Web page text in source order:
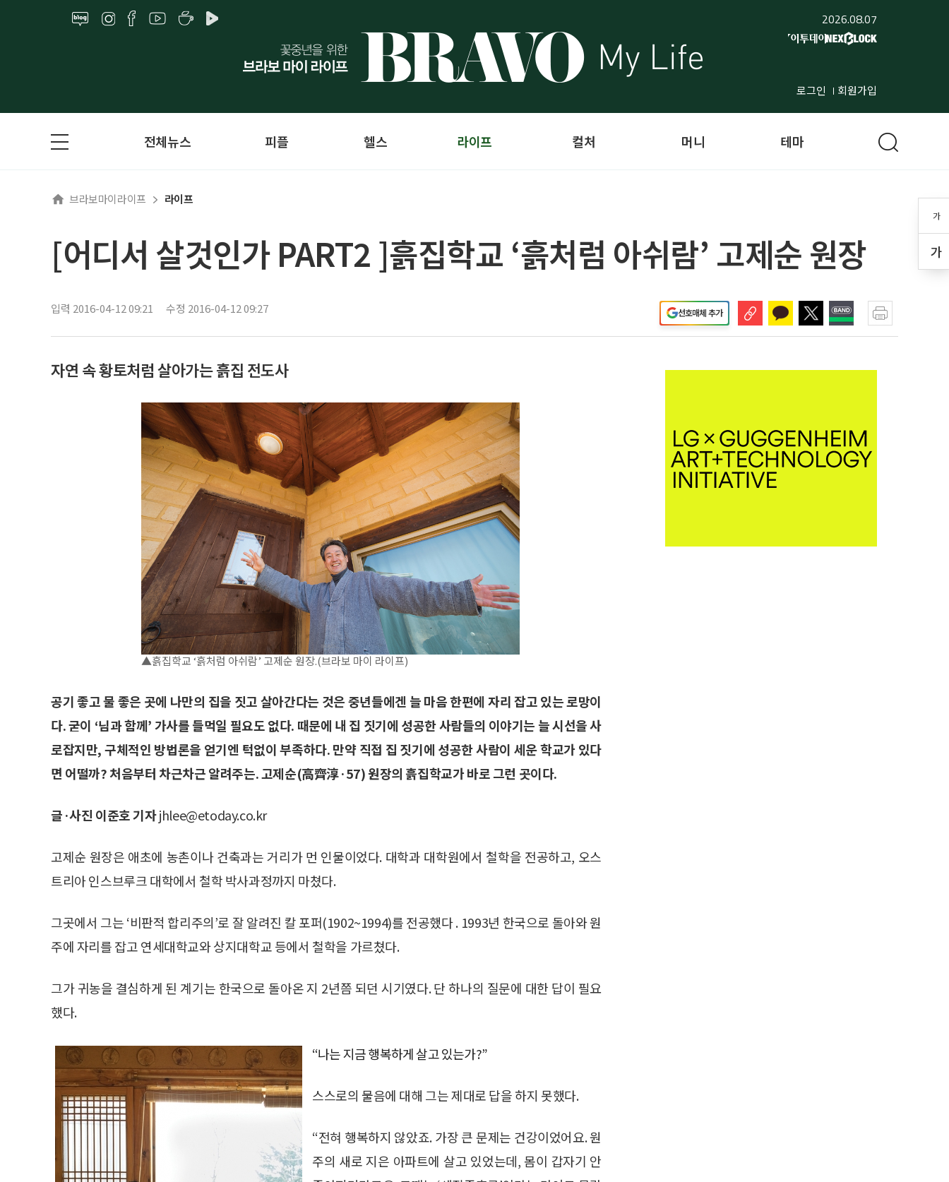
2026.08.07
로그인 회원가입
가
가
전체뉴스 피플 헬스 라이프 컬처 머니 테마
브라보마이라이프 라이프
[어디서 살것인가 PART2 ]흙집학교 ‘흙처럼 아쉬람’ 고제순 원장
입력 2016-04-12 09:21 수정 2016-04-12 09:27 선호매체 추가
자연 속 황토처럼 살아가는 흙집 전도사
▲흙집학교 ‘흙처럼 아쉬람’ 고제순 원장.(브라보 마이 라이프)
공기 좋고 물 좋은 곳에 나만의 집을 짓고 살아간다는 것은 중년들에겐 늘 마음 한편에 자리 잡고 있는 로망이
다. 굳이 ‘님과 함께’ 가사를 들먹일 필요도 없다. 때문에 내 집 짓기에 성공한 사람들의 이야기는 늘 시선을 사
로잡지만, 구체적인 방법론을 얻기엔 턱없이 부족하다. 만약 직접 집 짓기에 성공한 사람이 세운 학교가 있다
면 어떨까? 처음부터 차근차근 알려주는. 고제순(高齊淳·57) 원장의 흙집학교가 바로 그런 곳이다.
글·사진 이준호 기자jhlee@etoday.co.kr
고제순 원장은 애초에 농촌이나 건축과는 거리가 먼 인물이었다. 대학과 대학원에서 철학을 전공하고, 오스
트리아 인스브루크 대학에서 철학 박사과정까지 마쳤다.
그곳에서 그는 ‘비판적 합리주의’로 잘 알려진 칼 포퍼(1902~1994)를 전공했다 . 1993년 한국으로 돌아와 원
주에 자리를 잡고 연세대학교와 상지대학교 등에서 철학을 가르쳤다.
그가 귀농을 결심하게 된 계기는 한국으로 돌아온 지 2년쯤 되던 시기였다. 단 하나의 질문에 대한 답이 필요
했다.
“나는 지금 행복하게 살고 있는가?”
스스로의 물음에 대해 그는 제대로 답을 하지 못했다.
“전혀 행복하지 않았죠. 가장 큰 문제는 건강이었어요. 원
주의 새로 지은 아파트에 살고 있었는데, 몸이 갑자기 안